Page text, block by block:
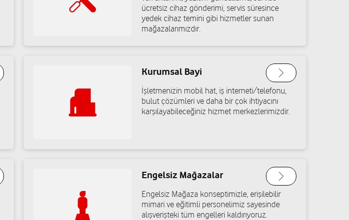
ücretsiz cihaz gönderimi, servis süresince
yedek cihaz temini gibi hizmetler sunan
mağazalarımızdır.
Kurumsal Bayi
İşletmenizin mobil hat, iş interneti/telefonu,
bulut çözümleri ve daha bir çok ihtiyacını
karşılayabileceğiniz hizmet merkezlerimizdir.
Engelsiz Mağazalar
Engelsiz Mağaza konseptimizle, erişilebilir
mimari ve eğitimli personelimiz sayesinde
alışverişteki tüm engelleri kaldırıyoruz.